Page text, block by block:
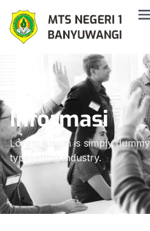
Informasi
Lorem Ipsum is simply
typesetting industry.